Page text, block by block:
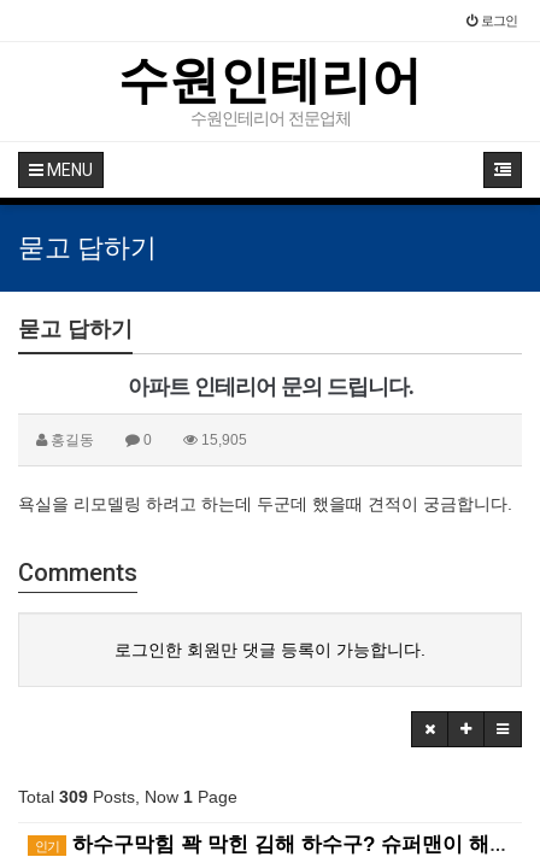
로그인
수원인테리어
수원인테리어 전문업체
MENU
묻고 답하기
묻고 답하기
아파트 인테리어 문의 드립니다.
홍길동 0 15,905
욕실을 리모델링 하려고 하는데 두군데 했을때 견적이 궁금합니다.
Comments
로그인한 회원만 댓글 등록이 가능합니다.
Total 309 Posts, Now 1 Page
인기 하수구막힘 꽉 막힌 김해 하수구? 슈퍼맨이 해결사! ?…